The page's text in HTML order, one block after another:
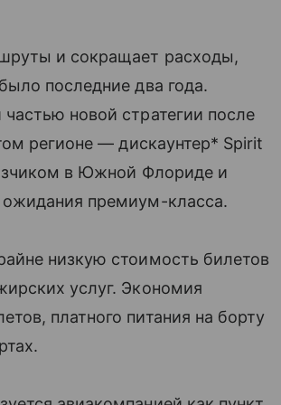
и сокращает расходы,
последние два года.
новой стратегии после
регионе — дискаунтер* Spirit
в Южной Флориде и
ожидания премиум-класса.
низкую стоимость билетов
услуг. Экономия
платного питания на борту